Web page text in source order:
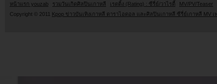
หน้าแรก youzab รวมวันเกิดศิลปินเกาหลี เรตติ้ง (Rating) : ซีรี่ย์/วาไรตี้
MV/PV/Teaser
Copyright © 2011 Kpop ข่าวบันเทิงเกาหลี ดาราไอดอล และศิลปินเกาหลี ซีรี่ย์เกาหลี MV